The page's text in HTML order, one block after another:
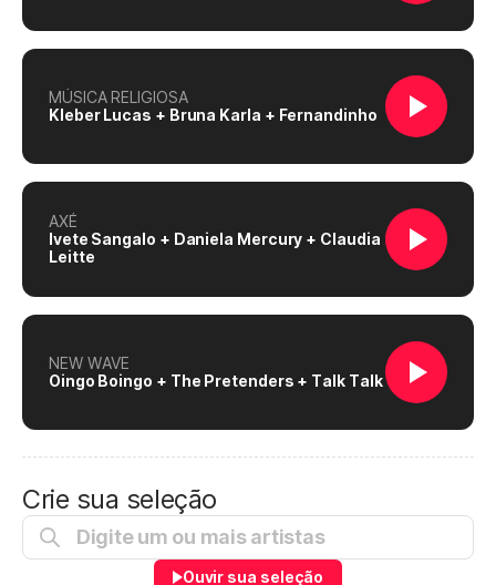
MÚSICA RELIGIOSA
Kleber Lucas + Bruna Karla + Fernandinho
AXÉ
Ivete Sangalo + Daniela Mercury + Claudia
Leitte
NEW WAVE
Oingo Boingo + The Pretenders + Talk Talk
Crie sua seleção
Ouvir sua seleção